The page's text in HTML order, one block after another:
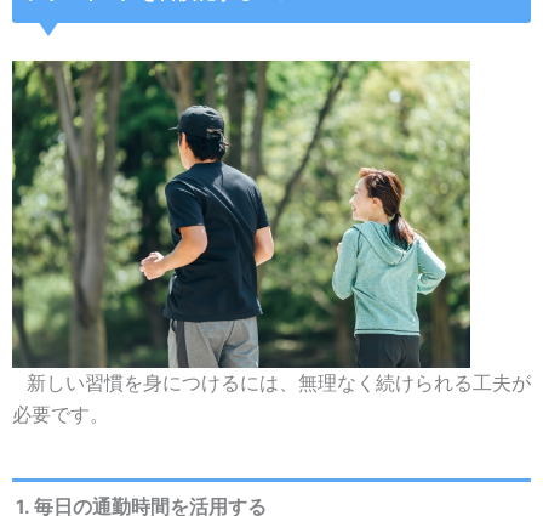
新しい習慣を身につけるには、無理なく続けられる工夫が
必要です。
1. 毎日の通勤時間を活用する